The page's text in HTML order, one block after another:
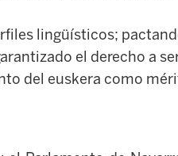
lingüísticos;
el derecho a
del euskera como